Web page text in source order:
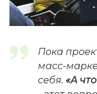
Пока
масс-
себя. «А